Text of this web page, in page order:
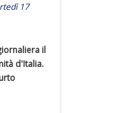
17
il
d'Italia.